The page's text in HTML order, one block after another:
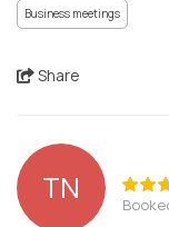
Business meetings
Share
ΤΝ